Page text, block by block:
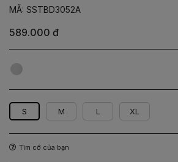
MÃ: SSTBD3052A
589.000 đ
Be
S M L XL
Tìm cỡ của bạn